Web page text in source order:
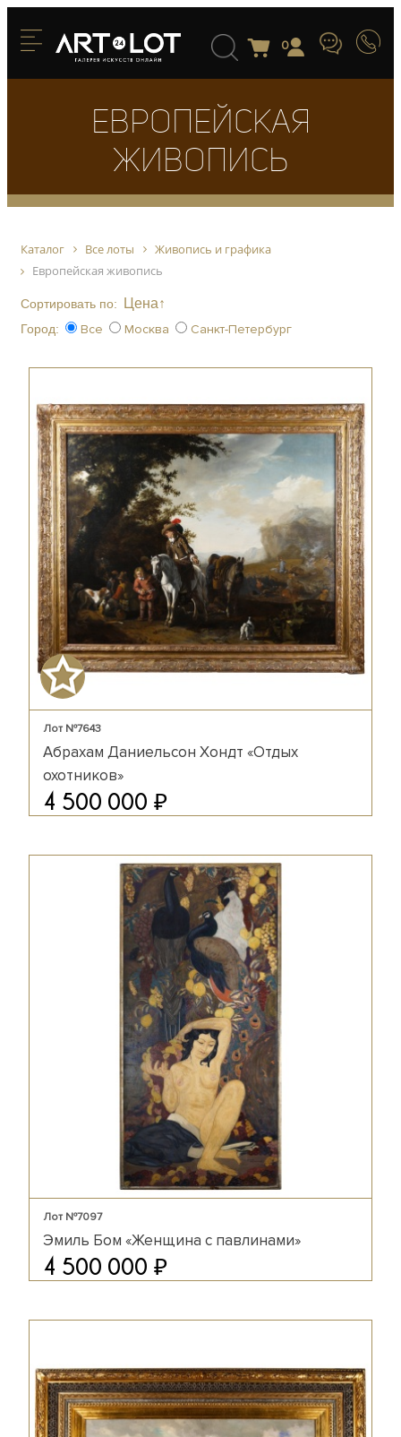
0
Европейская
живопись
Каталог Все лоты
Живопись и графика
Европейская живопись
Сортировать по: Цена↑
Город: Все Москва Санкт-Петербург
Лот №7643
Абрахам Даниельсон Хондт «Отдых
охотников»
4 500 000 ₽
Лот №7097
Эмиль Бом «Женщина с павлинами»
4 500 000 ₽